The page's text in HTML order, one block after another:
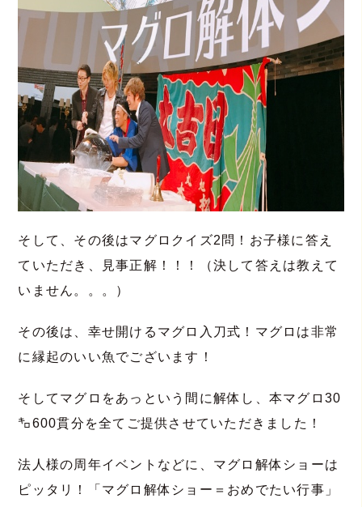
そして、その後はマグロクイズ2問！お子様に答え
ていただき、見事正解！！！（決して答えは教えて
いません。。。）
その後は、幸せ開けるマグロ入刀式！マグロは非常
に縁起のいい魚でございます！
そしてマグロをあっという間に解体し、本マグロ30
㌔600貫分を全てご提供させていただきました！
法人様の周年イベントなどに、マグロ解体ショーは
ピッタリ！「マグロ解体ショー＝おめでたい行事」